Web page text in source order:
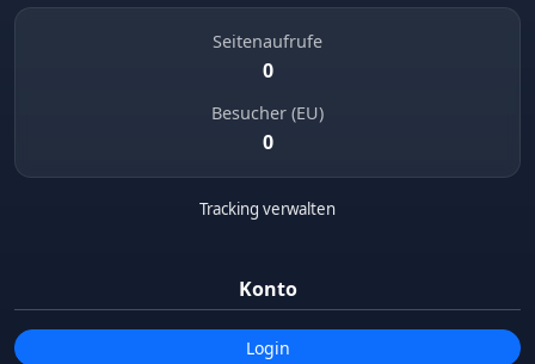
Seitenaufrufe
0
Besucher (EU)
0
Tracking verwalten
Konto
Login